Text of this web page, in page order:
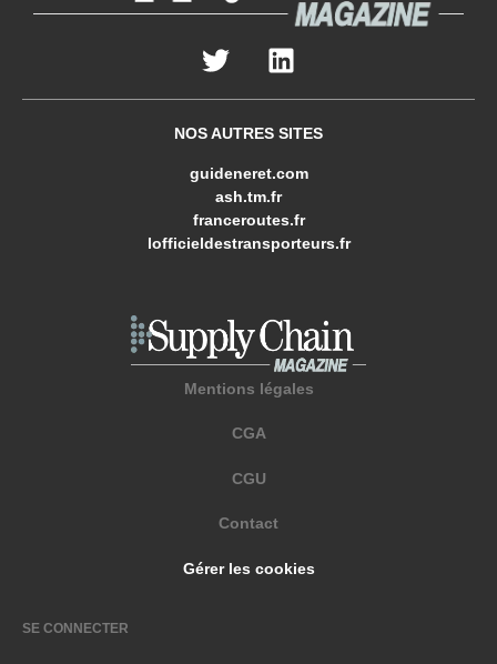
NOS AUTRES SITES
guideneret.com
ash.tm.fr
franceroutes.fr
lofficieldestransporteurs.fr
Mentions légales
CGA
CGU
Contact
Gérer les cookies
SE CONNECTER